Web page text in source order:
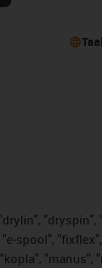
spool",